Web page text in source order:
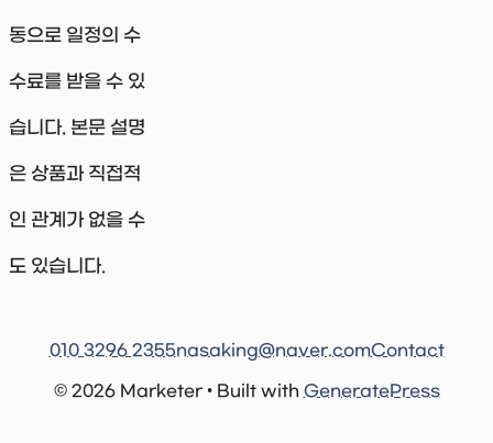
동으로 일정의 수
수료를 받을 수 있
습니다. 본문 설명
은 상품과 직접적
인 관계가 없을 수
도 있습니다.
© 2026 Marketer • Built with GeneratePress
010 3296 2355nasaking@naver.comContact